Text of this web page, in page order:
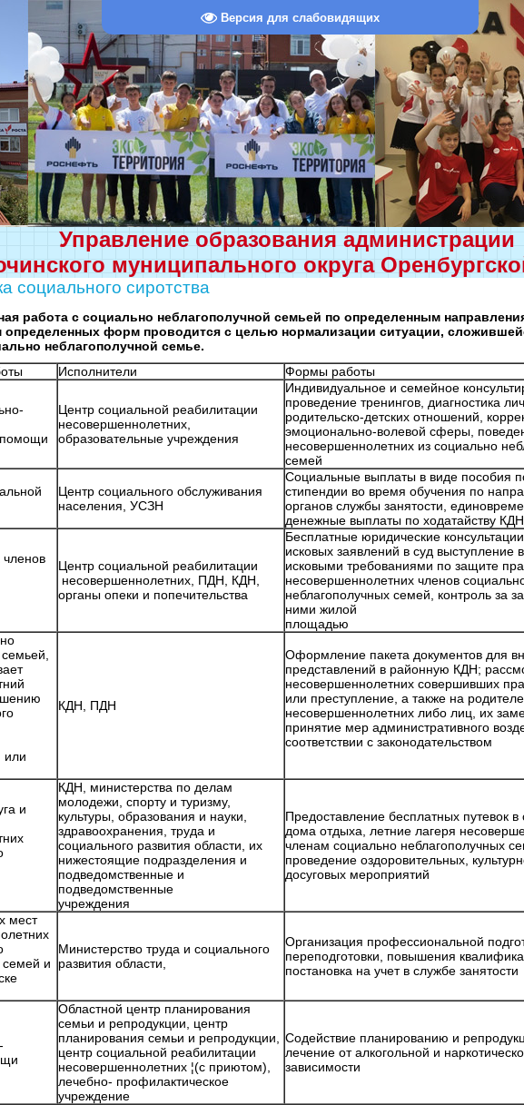
Версия для слабовидящих
Управление образования администрации
муниципального округа
социального сиротства
работа с социально неблагополучной семьей по определенным
определенных форм проводится с целью нормализации ситуации,
неблагополучной семье.
Исполнители Формы работы
помощи
Центр социальной реабилитации
несовершеннолетних,
образовательные учреждения
Индивидуальное и семейное
проведение тренингов, диагностика
родительско-детских отношений,
эмоционально-волевой сферы,
несовершеннолетних из социально
семей
Центр социального обслуживания
населения, УСЗН
Социальные выплаты в виде пособия
стипендии во время обучения по
органов службы занятости,
денежные выплаты по
Центр социальной реабилитации
несовершеннолетних, ПДН, КДН,
органы опеки и попечительства
Бесплатные юридические
исковых заявлений в суд выступление
исковыми требованиями по защите
несовершеннолетних членов
неблагополучных семей, контроль за
ними жилой
или
КДН, ПДН
Оформление пакета документов для
представлений в районную КДН;
несовершеннолетних совершивших
или преступление, а также на
несовершеннолетних либо лиц, их
принятие мер административного
соответствии с
и
КДН, министерства по делам
молодежи, спорту и туризму,
культуры, образования и науки,
здравоохранения, труда и
социального развития области, их
нижестоящие подразделения и
подведомственные и
подведомственные
учреждения
Предоставление бесплатных путевок в
дома отдыха, летние лагеря
членам социально неблагополучных
проведение оздоровительных,
досуговых
мест
семей и
Министерство труда и социального
развития области,
Организация профессиональной
переподготовки, повышения
постановка на учет в службе
Областной центр планирования
семьи и репродукции, центр
планирования семьи и репродукции,
центр социальной реабилитации
несовершеннолетних ¦(с приютом),
лечебно- профилактическое
учреждение
Содействие планированию и
лечение от алкогольной и
зависимости